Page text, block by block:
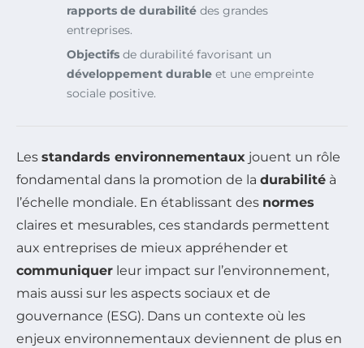
rapports de durabilité des grandes
entreprises.
Objectifs de durabilité favorisant un
développement durable et une empreinte
sociale positive.
Les standards environnementaux jouent un rôle
fondamental dans la promotion de la durabilité à
l’échelle mondiale. En établissant des normes
claires et mesurables, ces standards permettent
aux entreprises de mieux appréhender et
communiquer leur impact sur l’environnement,
mais aussi sur les aspects sociaux et de
gouvernance (ESG). Dans un contexte où les
enjeux environnementaux deviennent de plus en